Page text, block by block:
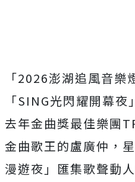
「2026澎湖追風音樂
「SING光閃耀開幕夜
去年金曲獎最佳樂團
金曲歌王的盧廣仲，
漫遊夜」匯集歌聲動